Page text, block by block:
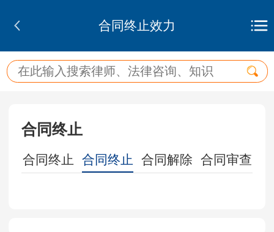
合同终止效力
合同终止
合同终止 合同终止 合同解除 合同审查